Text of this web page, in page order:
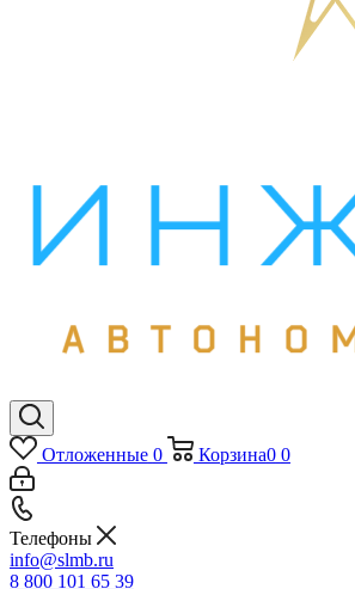
Отложенные 0 Корзина0 0
Телефоны
info@slmb.ru
8 800 101 65 39